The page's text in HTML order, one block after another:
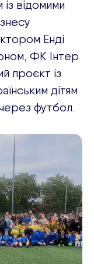
відомими
Енді
ФК Інтер
проєкт із
дітям
через футбол.